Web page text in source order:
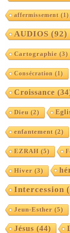
affermissement (1)
AUDIOS (92)
Cartographie (3)
Consécration (1)
Croissance
Dieu (2)
enfantement (2)
EZRAH (5)
Hiver (3)
Intercession
Jeun-Esther (5)
Jésus (44)